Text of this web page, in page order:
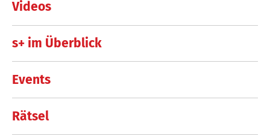
Videos
s+ im Überblick
Events
Rätsel